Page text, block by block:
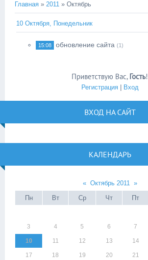
Главная » 2011 » Октябрь
10 Октября, Понедельник
15:08 обновление сайта (1)
Приветствую Вас, Гость!
Регистрация| Вход
ВХОД НА САЙТ
КАЛЕНДАРЬ
« Октябрь 2011 »
Пн
Вт Ср Чт Пт
3 4 5 6 7
10 11 12 13 14
17 18 19 20 21